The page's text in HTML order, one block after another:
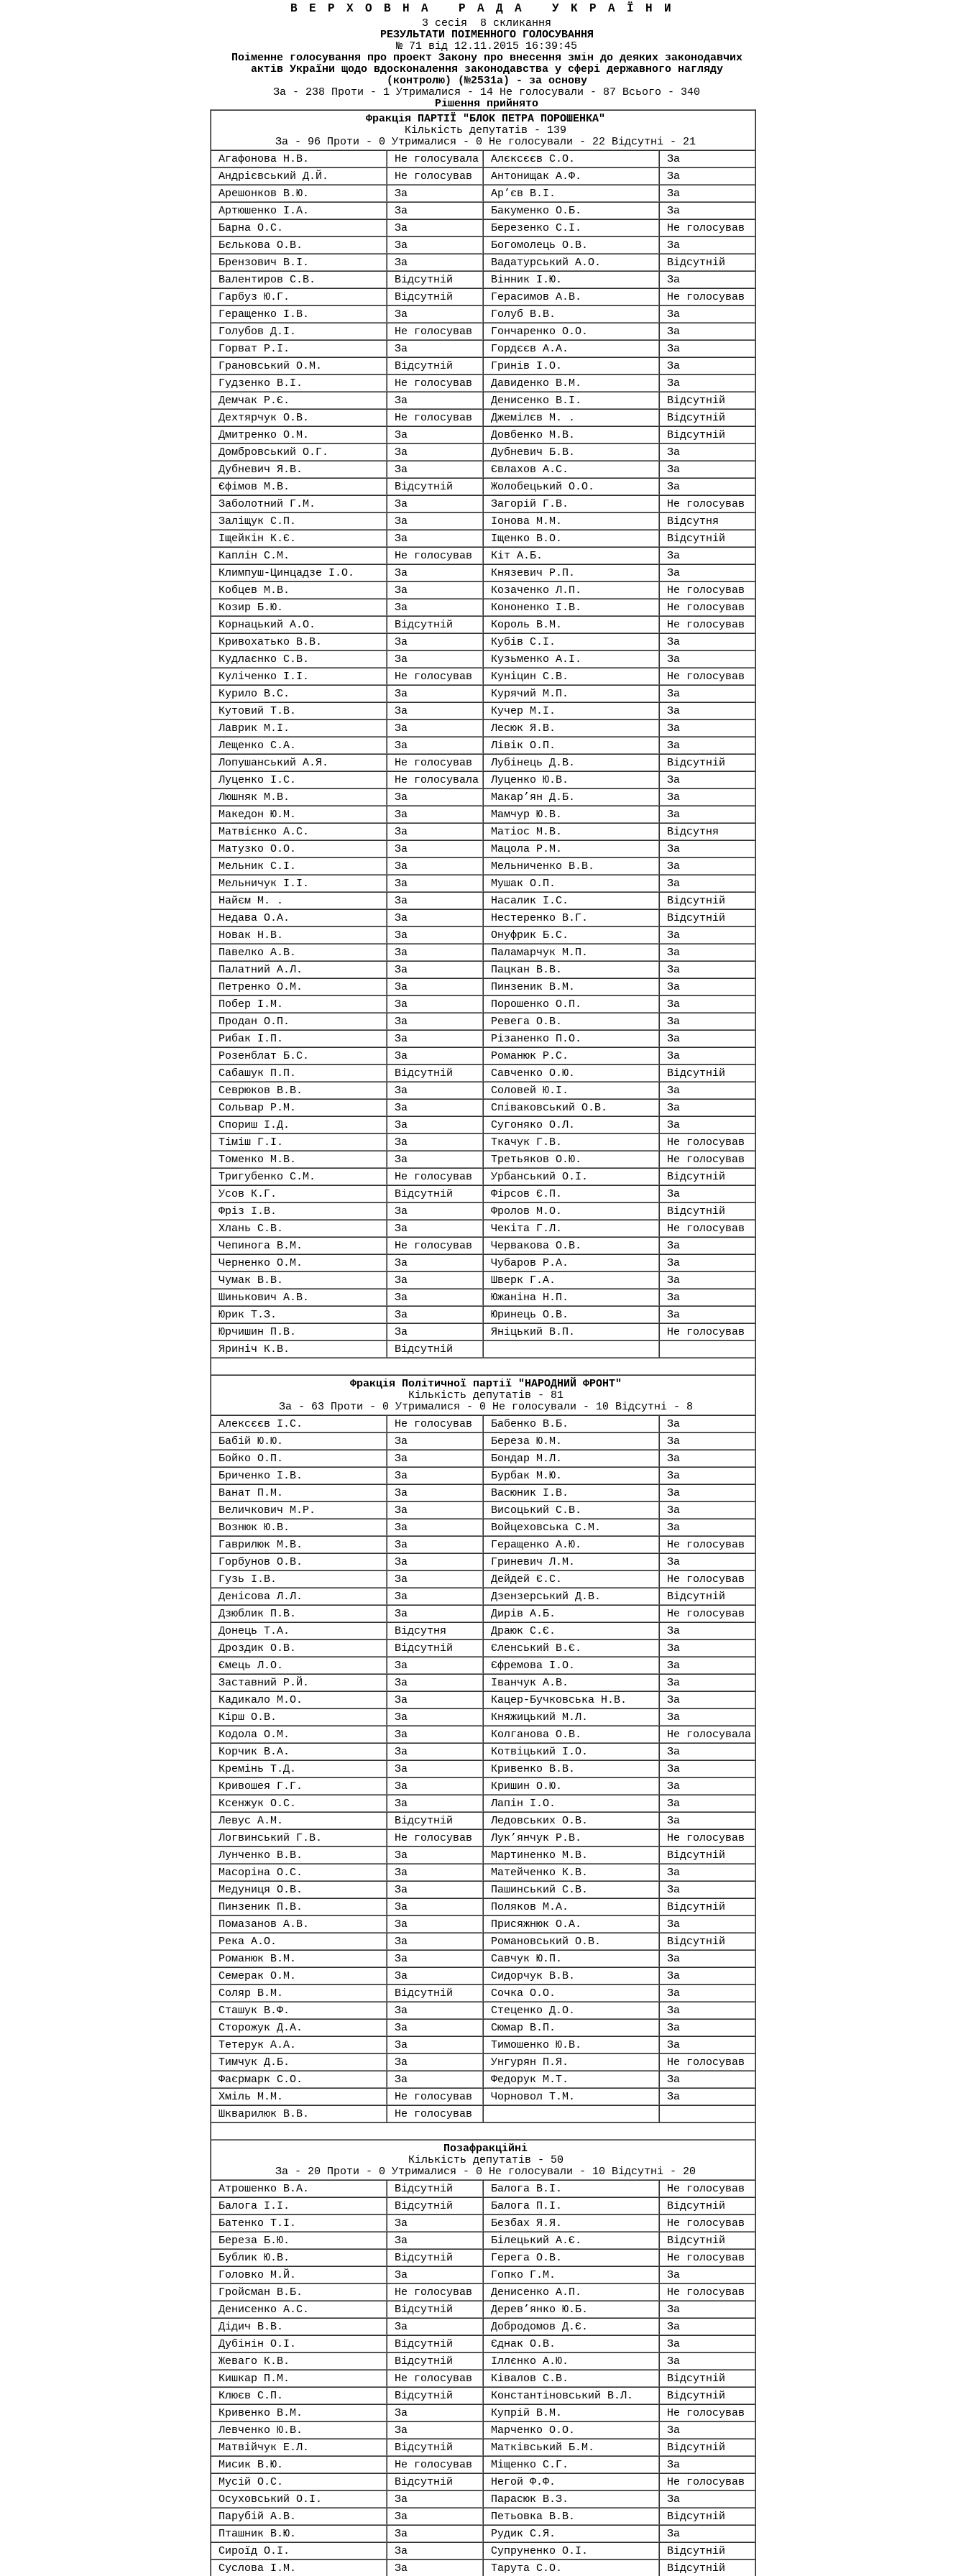
ВЕРХОВНА РАДА УКРАЇНИ
3 сесія 8 скликання
РЕЗУЛЬТАТИ ПОІМЕННОГО ГОЛОСУВАННЯ
№ 71 від 12.11.2015 16:39:45
Поіменне голосування про проект Закону про внесення змін до деяких законодавчих
актів України щодо вдосконалення законодавства у сфері державного нагляду
(контролю) (№2531а) - за основу
За - 238 Проти - 1 Утрималися - 14 Не голосували - 87 Всього - 340
Рішення прийнято
Фракція ПАРТІЇ "БЛОК ПЕТРА ПОРОШЕНКА"
Кількість депутатів - 139
За - 96 Проти - 0 Утрималися - 0 Не голосували - 22 Відсутні - 21
Агафонова Н.В.
Не голосувала Алєксєєв С.О.
За
Андрієвський Д.Й.
Не голосував Антонищак А.Ф.
За
Арешонков В.Ю.
За Ар’єв В.І.
За
Артюшенко І.А.
За Бакуменко О.Б.
За
Барна О.С.
За Березенко С.І.
Не голосував
Бєлькова О.В.
За Богомолець О.В.
За
Брензович В.І.
За Вадатурський А.О.
Відсутній
Валентиров С.В.
Відсутній Вінник І.Ю.
За
Гарбуз Ю.Г.
Відсутній Герасимов А.В.
Не голосував
Геращенко І.В.
За Голуб В.В.
За
Голубов Д.І.
Не голосував Гончаренко О.О.
За
Горват Р.І.
За Гордєєв А.А.
За
Грановський О.М.
Відсутній Гринів І.О.
За
Гудзенко В.І.
Не голосував Давиденко В.М.
За
Демчак Р.Є.
За Денисенко В.І.
Відсутній
Дехтярчук О.В.
Не голосував Джемілєв М. .
Відсутній
Дмитренко О.М.
За Довбенко М.В.
Відсутній
Домбровський О.Г.
За Дубневич Б.В.
За
Дубневич Я.В.
За Євлахов А.С.
За
Єфімов М.В.
Відсутній Жолобецький О.О.
За
Заболотний Г.М.
За Загорій Г.В.
Не голосував
Заліщук С.П.
За Іонова М.М.
Відсутня
Іщейкін К.Є.
За Іщенко В.О.
Відсутній
Каплін С.М.
Не голосував Кіт А.Б.
За
Климпуш-Цинцадзе І.О.
За Князевич Р.П.
За
Кобцев М.В.
За Козаченко Л.П.
Не голосував
Козир Б.Ю.
За Кононенко І.В.
Не голосував
Корнацький А.О.
Відсутній Король В.М.
Не голосував
Кривохатько В.В.
За Кубів С.І.
За
Кудлаєнко С.В.
За Кузьменко А.І.
За
Куліченко І.І.
Не голосував Куніцин С.В.
Не голосував
Курило В.С.
За Курячий М.П.
За
Кутовий Т.В.
За Кучер М.І.
За
Лаврик М.І.
За Лесюк Я.В.
За
Лещенко С.А.
За Лівік О.П.
За
Лопушанський А.Я.
Не голосував Лубінець Д.В.
Відсутній
Луценко І.С.
Не голосувала Луценко Ю.В.
За
Люшняк М.В.
За Макар’ян Д.Б.
За
Македон Ю.М.
За Мамчур Ю.В.
За
Матвієнко А.С.
За Матіос М.В.
Відсутня
Матузко О.О.
За Мацола Р.М.
За
Мельник С.І.
За Мельниченко В.В.
За
Мельничук І.І.
За Мушак О.П.
За
Найєм М. .
За Насалик І.С.
Відсутній
Недава О.А.
За Нестеренко В.Г.
Відсутній
Новак Н.В.
За Онуфрик Б.С.
За
Павелко А.В.
За Паламарчук М.П.
За
Палатний А.Л.
За Пацкан В.В.
За
Петренко О.М.
За Пинзеник В.М.
За
Побер І.М.
За Порошенко О.П.
За
Продан О.П.
За Ревега О.В.
За
Рибак І.П.
За Різаненко П.О.
За
Розенблат Б.С.
За Романюк Р.С.
За
Сабашук П.П.
Відсутній Савченко О.Ю.
Відсутній
Севрюков В.В.
За Соловей Ю.І.
За
Сольвар Р.М.
За Співаковський О.В.
За
Спориш І.Д.
За Сугоняко О.Л.
За
Тіміш Г.І.
За Ткачук Г.В.
Не голосував
Томенко М.В.
За Третьяков О.Ю.
Не голосував
Тригубенко С.М.
Не голосував Урбанський О.І.
Відсутній
Усов К.Г.
Відсутній Фірсов Є.П.
За
Фріз І.В.
За Фролов М.О.
Відсутній
Хлань С.В.
За Чекіта Г.Л.
Не голосував
Чепинога В.М.
Не голосував Червакова О.В.
За
Черненко О.М.
За Чубаров Р.А.
За
Чумак В.В.
За Шверк Г.А.
За
Шинькович А.В.
За Южаніна Н.П.
За
Юрик Т.З.
За Юринець О.В.
За
Юрчишин П.В.
За Яніцький В.П.
Не голосував
Яриніч К.В.
Відсутній
Фракція Політичної партії "НАРОДНИЙ ФРОНТ"
Кількість депутатів - 81
За - 63 Проти - 0 Утрималися - 0 Не голосували - 10 Відсутні - 8
Алексєєв І.С.
Не голосував Бабенко В.Б.
За
Бабій Ю.Ю.
За Береза Ю.М.
За
Бойко О.П.
За Бондар М.Л.
За
Бриченко І.В.
За Бурбак М.Ю.
За
Ванат П.М.
За Васюник І.В.
За
Величкович М.Р.
За Висоцький С.В.
За
Вознюк Ю.В.
За Войцеховська С.М.
За
Гаврилюк М.В.
За Геращенко А.Ю.
Не голосував
Горбунов О.В.
За Гриневич Л.М.
За
Гузь І.В.
За Дейдей Є.С.
Не голосував
Денісова Л.Л.
За Дзензерський Д.В.
Відсутній
Дзюблик П.В.
За Дирів А.Б.
Не голосував
Донець Т.А.
Відсутня Драюк С.Є.
За
Дроздик О.В.
Відсутній Єленський В.Є.
За
Ємець Л.О.
За Єфремова І.О.
За
Заставний Р.Й.
За Іванчук А.В.
За
Кадикало М.О.
За Кацер-Бучковська Н.В.
За
Кірш О.В.
За Княжицький М.Л.
За
Кодола О.М.
За Колганова О.В.
Не голосувала
Корчик В.А.
За Котвіцький І.О.
За
Кремінь Т.Д.
За Кривенко В.В.
За
Кривошея Г.Г.
За Кришин О.Ю.
За
Ксенжук О.С.
За Лапін І.О.
За
Левус А.М.
Відсутній Ледовських О.В.
За
Логвинський Г.В.
Не голосував Лук’янчук Р.В.
Не голосував
Лунченко В.В.
За Мартиненко М.В.
Відсутній
Масоріна О.С.
За Матейченко К.В.
За
Медуниця О.В.
За Пашинський С.В.
За
Пинзеник П.В.
За Поляков М.А.
Відсутній
Помазанов А.В.
За Присяжнюк О.А.
За
Река А.О.
За Романовський О.В.
Відсутній
Романюк В.М.
За Савчук Ю.П.
За
Семерак О.М.
За Сидорчук В.В.
За
Соляр В.М.
Відсутній Сочка О.О.
За
Сташук В.Ф.
За Стеценко Д.О.
За
Сторожук Д.А.
За Сюмар В.П.
За
Тетерук А.А.
За Тимошенко Ю.В.
За
Тимчук Д.Б.
За Унгурян П.Я.
Не голосував
Фаєрмарк С.О.
За Федорук М.Т.
За
Хміль М.М.
Не голосував Чорновол Т.М.
За
Шкварилюк В.В.
Не голосував
Позафракційні
Кількість депутатів - 50
За - 20 Проти - 0 Утрималися - 0 Не голосували - 10 Відсутні - 20
Атрошенко В.А.
Відсутній Балога В.І.
Не голосував
Балога І.І.
Відсутній Балога П.І.
Відсутній
Батенко Т.І.
За Безбах Я.Я.
Не голосував
Береза Б.Ю.
За Білецький А.Є.
Відсутній
Бублик Ю.В.
Відсутній Герега О.В.
Не голосував
Головко М.Й.
За Гопко Г.М.
За
Гройсман В.Б.
Не голосував Денисенко А.П.
Не голосував
Денисенко А.С.
Відсутній Дерев’янко Ю.Б.
За
Дідич В.В.
За Добродомов Д.Є.
За
Дубінін О.І.
Відсутній Єднак О.В.
За
Жеваго К.В.
Відсутній Іллєнко А.Ю.
За
Кишкар П.М.
Не голосував Ківалов С.В.
Відсутній
Клюєв С.П.
Відсутній Константіновський В.Л.
Відсутній
Кривенко В.М.
За Купрій В.М.
Не голосував
Левченко Ю.В.
За Марченко О.О.
За
Матвійчук Е.Л.
Відсутній Матківський Б.М.
Відсутній
Мисик В.Ю.
Не голосував Міщенко С.Г.
За
Мусій О.С.
Відсутній Негой Ф.Ф.
Не голосував
Осуховський О.І.
За Парасюк В.З.
За
Парубій А.В.
За Петьовка В.В.
Відсутній
Пташник В.Ю.
За Рудик С.Я.
За
Сироїд О.І.
За Супруненко О.І.
Відсутній
Суслова І.М.
За Тарута С.О. Відсутній